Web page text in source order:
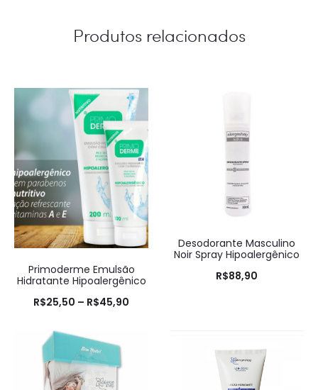
Produtos relacionados
Primoderme Emulsão
Hidratante Hipoalergênico
R$25,50 – R$45,90
Desodorante Masculino
Noir Spray Hipoalergênico
R$88,90